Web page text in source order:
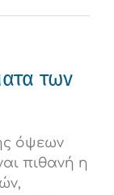
των
όψεων
πιθανή η